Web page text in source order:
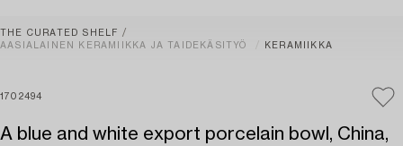
THE CURATED SHELF
AASIALAINEN KERAMIIKKA JA TAIDEKÄSITYÖ
KERAMIIKKA
1702494
A blue and white export porcelain bowl, China,